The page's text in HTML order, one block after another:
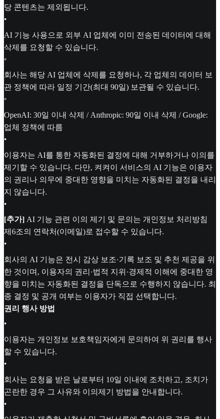
당 콘텐츠는 제외됩니다.
•
AI 기능 사용으로 외부 AI 업체에 이미 전송된 데이터에 대해
삭제를 요청할 수 있습니다.
◦
회사는 해당 AI 업체에 삭제를 요청하나, 각 업체의 데이터 보
관 정책에 따라 일정 기간(최대 90일) 보관될 수 있습니다.
◦
OpenAI: 30일 이내 삭제 / Anthropic: 90일 이내 삭제 / Google:
업체 정책에 따름
•
이용자는 AI를 통한 자동화된 결정에 대해 거부하거나 이의를
제기할 수 있습니다. 다만, 켜켜이 서비스의 AI 기능은 이용자
의 권리나 의무에 중대한 영향을 미치는 자동화된 결정을 내리
지 않습니다.
•
[추가] AI 기능 관련 이의 제기 및 문의는 개인정보 처리방침
제6조의 연락처(이메일)로 접수할 수 있습니다.
•
회사의 AI 기능은 전시 감상 보조·기록 보조 및 추천 제공을 위
한 것이며, 이용자의 권리·법적 지위·경제적 이해에 중대한 영
향을 미치는 자동화된 결정을 단독으로 수행하지 않습니다. 최
종 결정 및 공개 여부는 이용자가 직접 선택합니다.
권리 행사 방법
•
이용자는 개인정보 보호책임자에게 문의하여 위 권리를 행사
할 수 있습니다.
•
회사는 요청을 받은 날로부터 10일 이내에 조치하고, 조치가
곤란한 경우 그 사유와 이의제기 방법을 안내합니다.
•